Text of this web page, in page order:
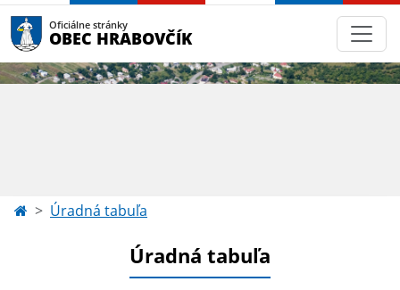
Oficiálne stránky
OBEC HRABOVČÍK
Úradná tabuľa
Úradná tabuľa